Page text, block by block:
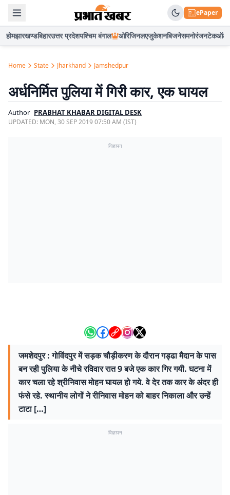
ePaper
होमझारखण्डबिहारउत्तर प्रदेशपश्चिम बंगाल ओरिजिनलएजुकेशनबिजनेसमनोरंजनटेकऑटो
Home State Jharkhand Jamshedpur
अर्धनिर्मित पुलिया में गिरी कार, एक घायल
Author PRABHAT KHABAR DIGITAL DESK
UPDATED: MON, 30 SEP 2019 07:50 AM (IST)
विज्ञापन
जमशेदपुर : गोविंदपुर में सड़क चौड़ीकरण के दौरान गड्ढा मैदान के पास
बन रही पुलिया के नीचे रविवार रात 9 बजे एक कार गिर गयी. घटना में
कार चला रहे श्रीनिवास मोहन घायल हो गये. वे देर तक कार के अंदर ही
फंसे रहे. स्थानीय लोगों ने रीनिवास मोहन को बाहर निकाला और उन्हें
टाटा […]
विज्ञापन